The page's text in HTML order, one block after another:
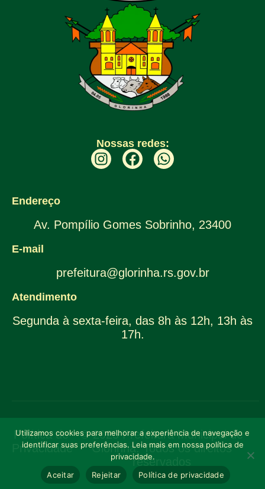
Nossas redes:
Endereço
Av. Pompílio Gomes Sobrinho, 23400
E-mail
prefeitura@glorinha.rs.gov.br
Atendimento
Segunda à sexta-feira, das 8h às 12h, 13h às
17h.
Política de
Privacidade
© 2025 Prefeitura Municipal de
Glorinha. Todos os direitos
reservados
Utilizamos cookies para melhorar a experiência de navegação e
identificar suas preferências. Leia mais em nossa política de
privacidade.
Aceitar
Rejeitar Política de privacidade